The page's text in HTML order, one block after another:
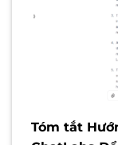
Tóm tắt